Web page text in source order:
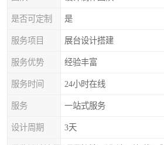
是否可定制 是
服务项目 展台设计搭建
服务优势 经验丰富
服务时间 24小时在线
服务 一站式服务
设计周期 3天